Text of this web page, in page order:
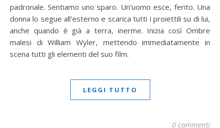
padronale. Sentiamo uno sparo. Un'uomo esce, ferito. Una
donna lo segue all'esterno e scarica tutti i proiettili su di lui,
anche quando è già a terra, inerme. Inizia così Ombre
malesi di William Wyler, mettendo immediatamente in
scena tutti gli elementi del suo film.
LEGGI TUTTO
0 commenti